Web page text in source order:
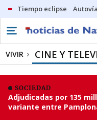
Tiempo eclipse
VIVIR CINE Y
SOCIEDAD
Adjudicadas por 135
variante entre